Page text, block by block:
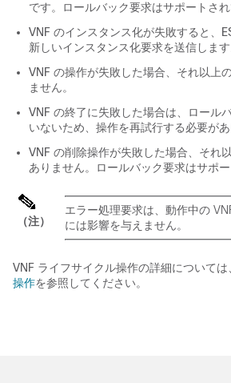
です。ロールバック要求はサポートされ
VNF のインスタンス化が失敗すると、
新しいインスタンス化要求を送信します
VNF の操作が失敗した場合、それ以上
ません。
VNF の終了に失敗した場合は、ロール
いないため、操作を再試行する必要があ
VNF の削除操作が失敗した場合、それ
ありません。ロールバック要求はサポー
（注）
エラー処理要求は、動作中の
には影響を与えません。
VNF ライフサイクル操作の詳細については
操作を参照してください。